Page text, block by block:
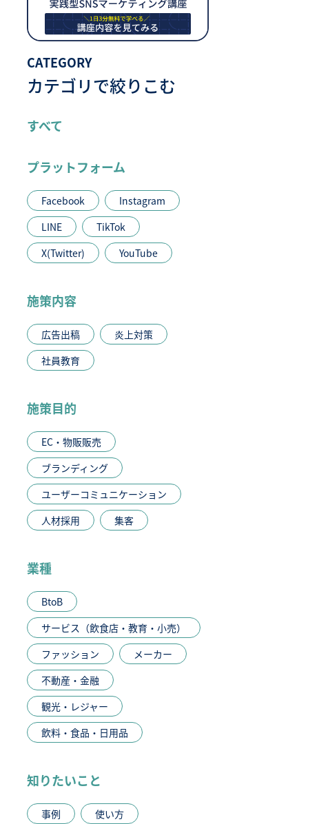
CATEGORY
カテゴリで絞りこむ
すべて
プラットフォーム
Facebook
Instagram
LINE
TikTok
X(Twitter)
YouTube
施策内容
広告出稿
炎上対策
社員教育
施策目的
EC・物販販売
ブランディング
ユーザーコミュニケーション
人材採用
集客
業種
BtoB
サービス（飲食店・教育・小売）
ファッション
メーカー
不動産・金融
観光・レジャー
飲料・食品・日用品
知りたいこと
事例
使い方